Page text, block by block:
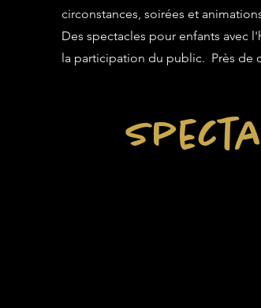
circonstances, soirées et
Des spectacles pour enfants avec
la participation du public. Près de